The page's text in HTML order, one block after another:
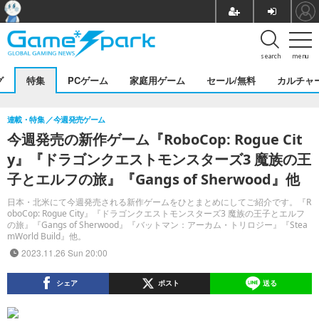
menu
search
特集 PCゲーム 家庭用ゲーム セール/無料 カルチャ
今週発売の新作ゲーム『RoboCop: Rogue Cit
y』『ドラゴンクエストモンスターズ3 魔族の王
子とエルフの旅』『Gangs of Sherwood』他
日本・北米にて今週発売される新作ゲームをひとまとめにしてご紹介です。『R
oboCop: Rogue City』『ドラゴンクエストモンスターズ3 魔族の王子とエルフ
の旅』『Gangs of Sherwood』『バットマン：アーカム・トリロジー』『Stea
mWorld Build』他。
連載・特集 今週発売ゲーム
2023.11.26 Sun 20:00
シェア ポスト 送る